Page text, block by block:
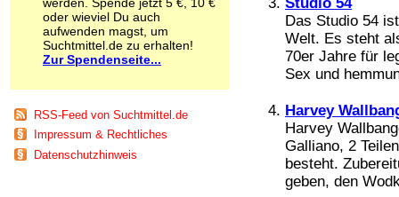
Das Studio 54
Welt. Es steht
70er Jahre für
Sex und
Harvey
Harvey
Galliano, 2
besteht.
geben, den
Schnüffelstoffe
Spice
Sucht / Süchte
Alkoholsucht
Co-Abhängigkeit
Computersucht
Ess-Brechsucht
Essstörungen
Fernsehsucht
oder wieviel Du auch
aufwenden magst, um
Suchtmittel.de zu erhalten!
Zur Spendenseite...
RSS-Feed von Suchtmittel.de
Impressum & Rechtliches
Datenschutzhinweis